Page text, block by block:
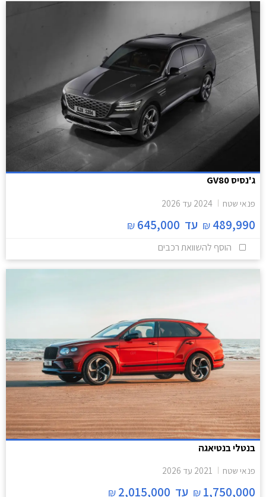
ג'נסיס GV80
פנאי שטח 2024 עד 2026
489,990
₪ עד 645,000
₪
הוסף להשוואת רכבים
בנטלי בנטיאגה
פנאי שטח 2021 עד 2026
1,750,000
₪ עד 2,015,000
₪